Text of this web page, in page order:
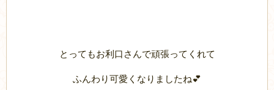
とってもお利口さんで頑張ってくれて
ふんわり可愛くなりましたね💕